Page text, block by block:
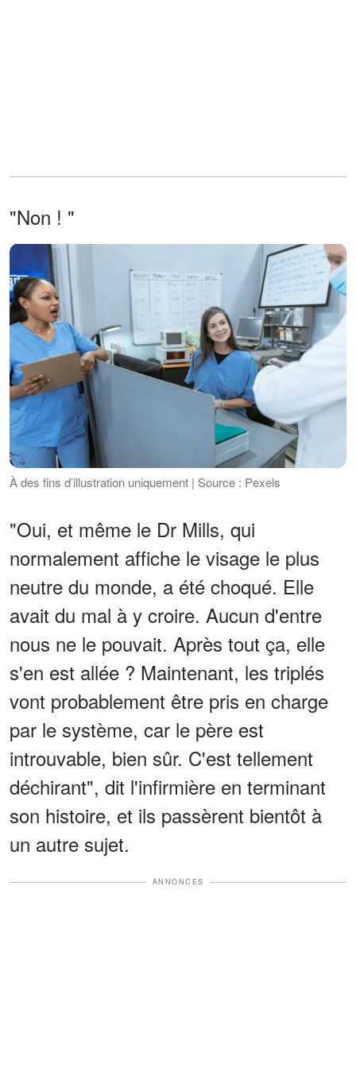
"Non ! "
À des fins d’illustration uniquement | Source : Pexels
"Oui, et même le Dr Mills, qui
normalement affiche le visage le plus
neutre du monde, a été choqué. Elle
avait du mal à y croire. Aucun d'entre
nous ne le pouvait. Après tout ça, elle
s'en est allée ? Maintenant, les triplés
vont probablement être pris en charge
par le système, car le père est
introuvable, bien sûr. C'est tellement
déchirant", dit l'infirmière en terminant
son histoire, et ils passèrent bientôt à
un autre sujet.
ANNONCES